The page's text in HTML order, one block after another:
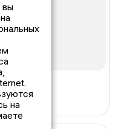
вы
на